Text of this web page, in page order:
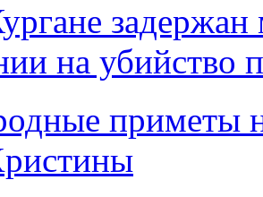
на убийство
приметы